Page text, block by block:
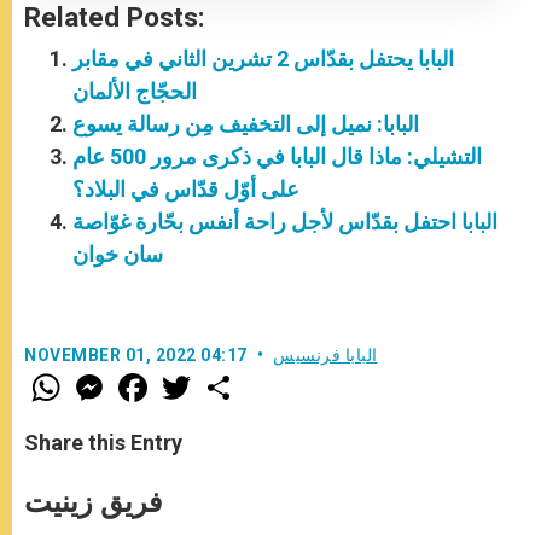
Related Posts:
البابا يحتفل بقدّاس 2 تشرين الثاني في مقابر
الحجّاج الألمان
البابا: نميل إلى التخفيف مِن رسالة يسوع
التشيلي: ماذا قال البابا في ذكرى مرور 500 عام
على أوّل قدّاس في البلاد؟
البابا احتفل بقدّاس لأجل راحة أنفس بحّارة غوّاصة
سان خوان
NOVEMBER 01, 2022 04:17 البابا فرنسيس
W
h
t
s
p
p
M
e
s
e
g
e
F
a
e
b
o
k
T
w
Share this Entry
فريق زينيت